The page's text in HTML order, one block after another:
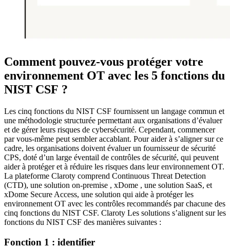
Comment pouvez-vous protéger votre
environnement OT avec les 5 fonctions du
NIST CSF ?
Les cinq fonctions du NIST CSF fournissent un langage commun et
une méthodologie structurée permettant aux organisations d’évaluer
et de gérer leurs risques de cybersécurité. Cependant, commencer
par vous-même peut sembler accablant. Pour aider à s’aligner sur ce
cadre, les organisations doivent évaluer un fournisseur de sécurité
CPS, doté d’un large éventail de contrôles de sécurité, qui peuvent
aider à protéger et à réduire les risques dans leur environnement OT.
La plateforme Claroty comprend Continuous Threat Detection
(CTD), une solution on-premise , xDome , une solution SaaS, et
xDome Secure Access, une solution qui aide à protéger les
environnement OT avec les contrôles recommandés par chacune des
cinq fonctions du NIST CSF. Claroty Les solutions s’alignent sur les
fonctions du NIST CSF des manières suivantes :
Fonction 1 : identifier